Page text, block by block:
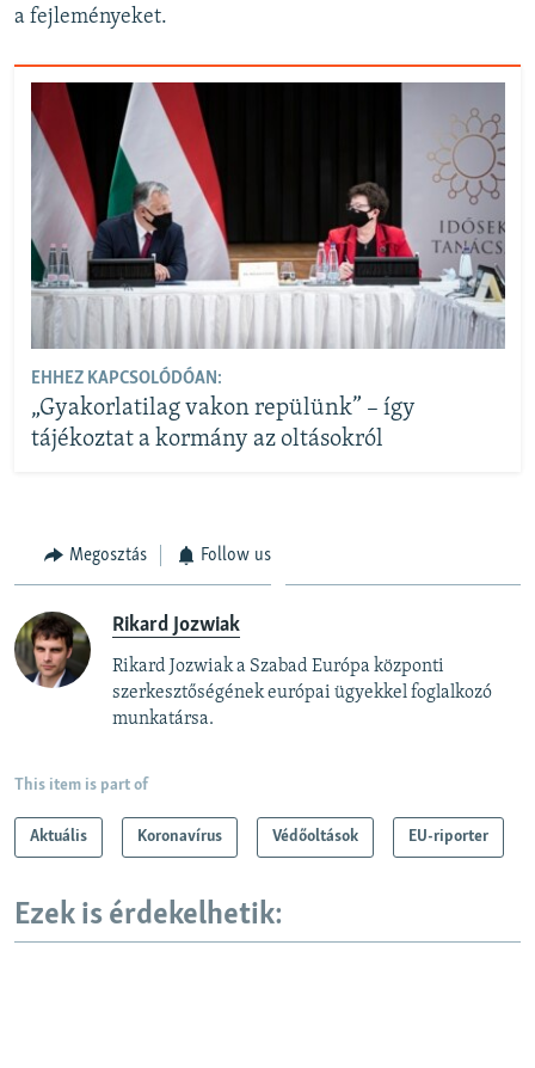
a fejleményeket.
EHHEZ KAPCSOLÓDÓAN:
„Gyakorlatilag vakon repülünk” – így
tájékoztat a kormány az oltásokról
Megosztás Follow us
Rikard Jozwiak
Rikard Jozwiak a Szabad Európa központi
szerkesztőségének európai ügyekkel foglalkozó
munkatársa.
This item is part of
Aktuális Koronavírus Védőoltások EU-riporter
Ezek is érdekelhetik: